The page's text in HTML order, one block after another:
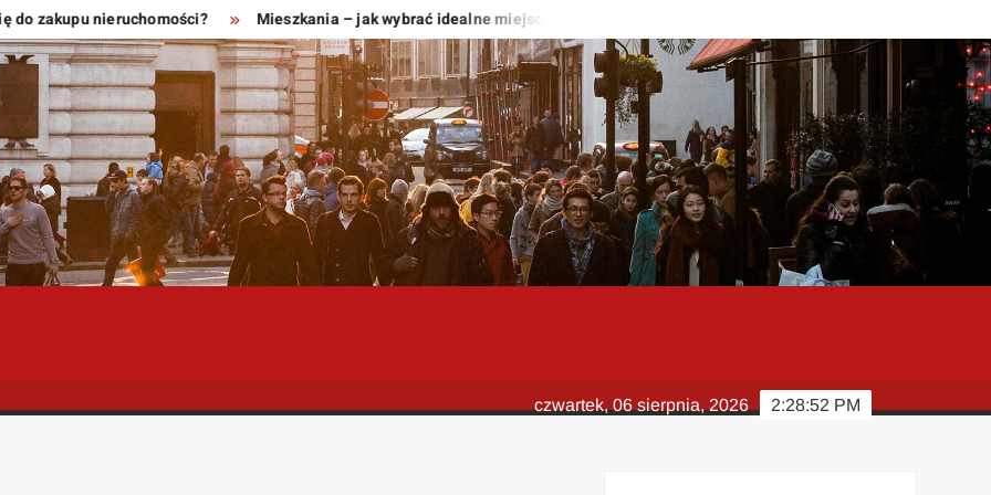
zakupu nieruchomości? Mieszkania – jak wybrać idealne miejsce do życia?
2:28:52 PM
czwartek, 06 sierpnia, 2026